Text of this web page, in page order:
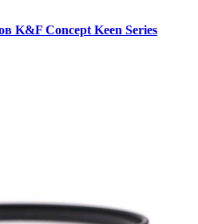
K&F Concept Keen Series